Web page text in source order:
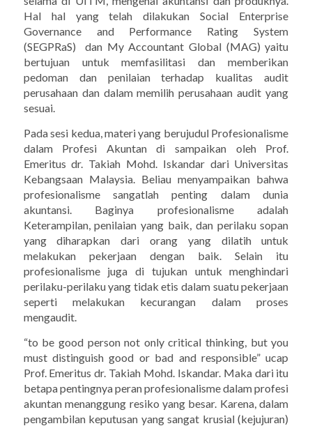
Hal hal yang telah dilakukan Social Enterprise
Governance and Performance Rating System
(SEGPRaS) dan My Accountant Global (MAG) yaitu
bertujuan untuk memfasilitasi dan memberikan
pedoman dan penilaian terhadap kualitas audit
perusahaan dan dalam memilih perusahaan audit yang
sesuai.
Pada sesi kedua, materi yang berujudul Profesionalisme
dalam Profesi Akuntan di sampaikan oleh Prof.
Emeritus dr. Takiah Mohd. Iskandar dari Universitas
Kebangsaan Malaysia. Beliau menyampaikan bahwa
profesionalisme sangatlah penting dalam dunia
akuntansi. Baginya profesionalisme adalah
Keterampilan, penilaian yang baik, dan perilaku sopan
yang diharapkan dari orang yang dilatih untuk
melakukan pekerjaan dengan baik. Selain itu
profesionalisme juga di tujukan untuk menghindari
perilaku-perilaku yang tidak etis dalam suatu pekerjaan
seperti melakukan kecurangan dalam proses
mengaudit.
“to be good person not only critical thinking, but you
must distinguish good or bad and responsible” ucap
Prof. Emeritus dr. Takiah Mohd. Iskandar. Maka dari itu
betapa pentingnya peran profesionalisme dalam profesi
akuntan menanggung resiko yang besar. Karena, dalam
pengambilan keputusan yang sangat krusial (kejujuran)